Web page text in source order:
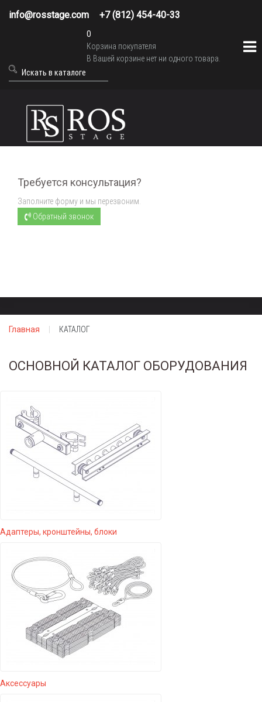
info@rosstage.com +7 (812) 454-40-33
0
Корзина покупателя
В Вашей корзине нет ни одного товара.
Требуется консультация?
Заполните форму и мы перезвоним.
Обратный звонок
Главная КАТАЛОГ
ОСНОВНОЙ КАТАЛОГ ОБОРУДОВАНИЯ
Адаптеры, кронштейны, блоки
Аксессуары